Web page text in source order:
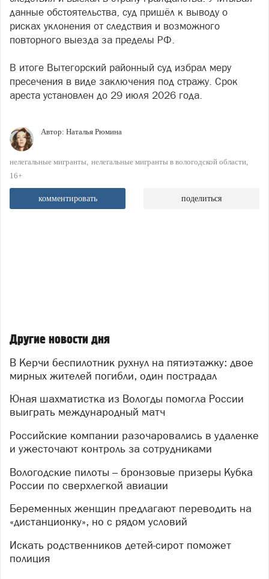
данные обстоятельства, суд пришёл к выводу о
рисках уклонения от следствия и возможного
повторного выезда за пределы РФ.
В итоге Вытегорский районный суд избрал меру
пресечения в виде заключения под стражу. Срок
ареста установлен до 29 июля 2026 года.
Автор: Наталья Рюмина
нелегальные мигранты нелегальные мигранты в вологодской области
16+
комментировать поделиться
Другие новости дня
В Керчи беспилотник рухнул на пятиэтажку: двое
мирных жителей погибли, один пострадал
Юная шахматистка из Вологды помогла России
выиграть международный матч
Российские компании разочаровались в удаленке
и ужесточают контроль за сотрудниками
Вологодские пилоты – бронзовые призеры Кубка
России по сверхлегкой авиации
Беременных женщин предлагают переводить на
«дистанционку», но с рядом условий
Искать родственников детей-сирот поможет
полиция